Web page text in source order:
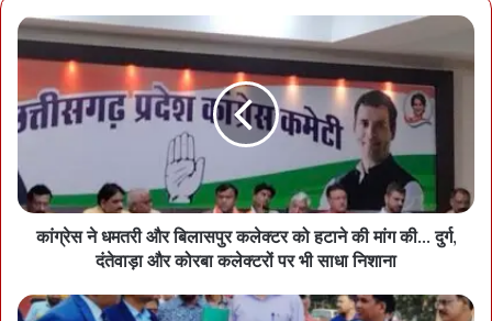
भाजपा प्रत्याशी के जाति प्रमाणपत्र को लेकर आपत्ति की गई थी। कांग्रेस
समर्थित वकीलों ने दस्तावेज पेश करके कहा था कि विवाह से पूर्व की जाति अलग है
और अभी प्रत्याशी ने ओड़िशा का जाति प्रमाणपत्र पेश किया है। जबकि चुनावों में
जिस राज्य से नामांकन दाखिल किया जाए, उसका प्रमाणपत्र देना अनिवार्य रहता
है। हालांकि यह मुद्दा सरकारी हस्तक्षेप से सुलझा लिया जाएगा लेकिन कांग्रेस
नेताओं का दावा है कि बिलासपुर में प्रचार के दौरान भाजपा प्रत्याशी पर प्रत्यक्ष या
व्यक्तिगत आक्रमण किए बिना उनकी जाति का मुद्दा गर्म रखा जाएगा। इस मामले में
कांग्रेस पार्टी कुछ बड़े वकीलों से भी सलाह ले रही है कि किस तरह से इसे कोर्ट में
चैलेंज किया जा सकता है।
कांग्रेस ने धमतरी और बिलासपुर कलेक्टर को हटाने की मांग की… दुर्ग,
दंतेवाड़ा और कोरबा कलेक्टरों पर भी साधा निशाना